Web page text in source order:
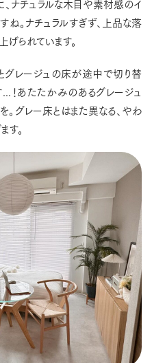
ナチュラルな木目や素材感のイ
ね。ナチュラルすぎず、上品な落
げられています。
グレージュの床が途中で切り替
！あたたかみのあるグレージュ
。グレー床とはまた異なる、やわ
。